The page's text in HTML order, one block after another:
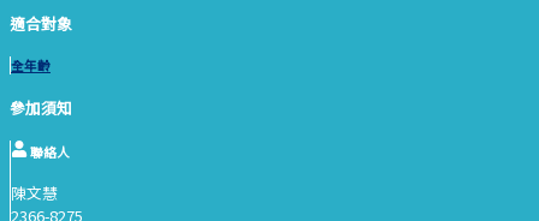
適合對象
全年齡
參加須知
聯絡人
陳文慧
2366-8275